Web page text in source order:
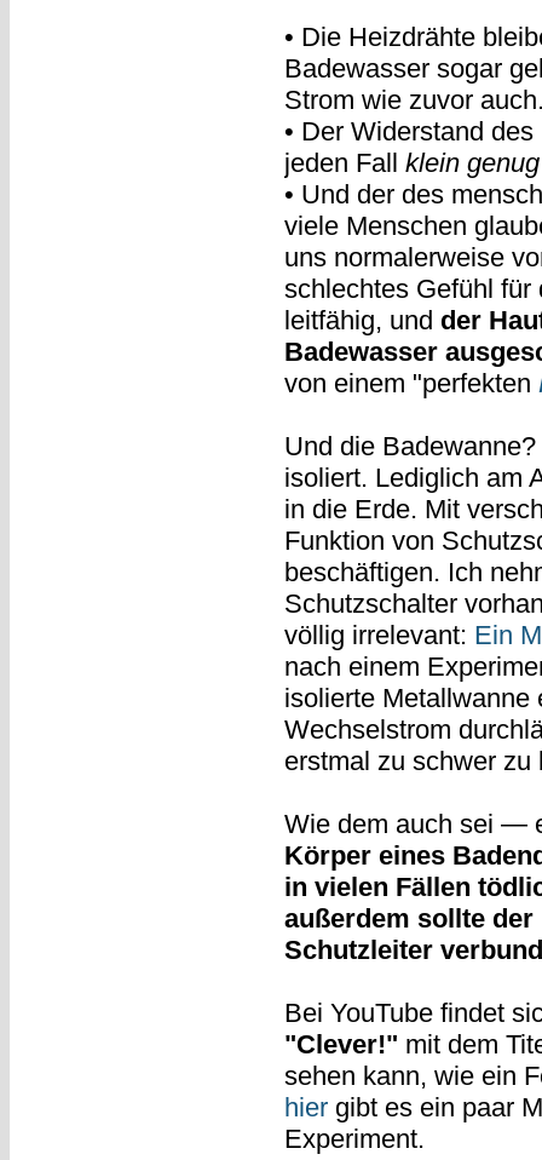
• Die Heizdrähte
Badewasser sogar
Strom wie zuvor
• Der Widerstand
jeden Fall klein genug
• Und der des
viele Menschen
uns normalerweise
schlechtes Gefühl für
leitfähig, und der
Badewasser
von einem "perfekten
Und die
isoliert. Lediglich am
in die Erde. Mit
Funktion von
beschäftigen. Ich
Schutzschalter
völlig irrelevant: Ein
nach einem
isolierte Metallwanne
Wechselstrom
erstmal zu schwer zu
Wie dem auch sei —
Körper eines
in vielen Fällen
außerdem sollte
Schutzleiter
Bei YouTube findet
"Clever!" mit dem
sehen kann, wie ein
hiergibt es ein paar
Experiment.